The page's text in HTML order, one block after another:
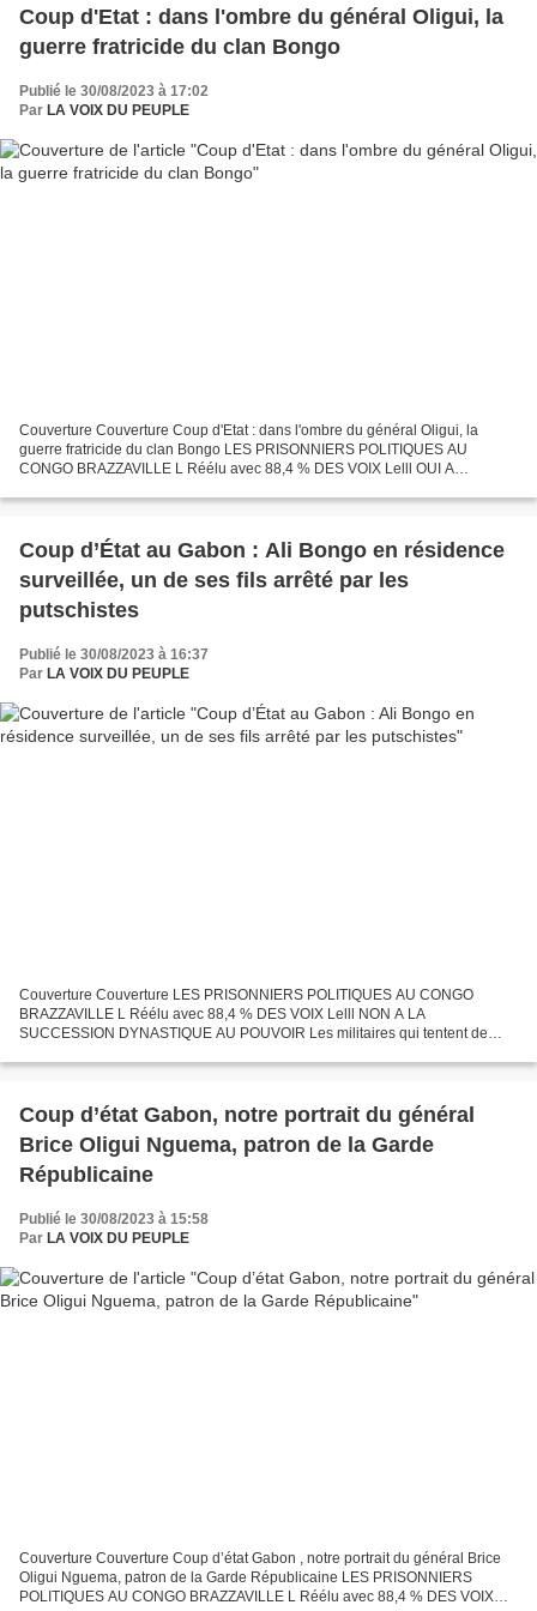
Coup d'Etat : dans l'ombre du général Oligui, la
guerre fratricide du clan Bongo
Publié le 30/08/2023 à 17:02
Par LA VOIX DU PEUPLE
Couverture Couverture Coup d'Etat : dans l'ombre du général Oligui, la
guerre fratricide du clan Bongo LES PRISONNIERS POLITIQUES AU
CONGO BRAZZAVILLE L Réélu avec 88,4 % DES VOIX Lelll OUI A
Coup d’État au Gabon : Ali Bongo en résidence
surveillée, un de ses fils arrêté par les
putschistes
Publié le 30/08/2023 à 16:37
Par LA VOIX DU PEUPLE
Couverture Couverture LES PRISONNIERS POLITIQUES AU CONGO
BRAZZAVILLE L Réélu avec 88,4 % DES VOIX Lelll NON A LA
SUCCESSION DYNASTIQUE AU POUVOIR Les militaires qui tentent de
résidence...
Coup d’état Gabon, notre portrait du général
Brice Oligui Nguema, patron de la Garde
Républicaine
Publié le 30/08/2023 à 15:58
Par LA VOIX DU PEUPLE
Couverture Couverture Coup d’état Gabon , notre portrait du général Brice
Oligui Nguema, patron de la Garde Républicaine LES PRISONNIERS
POLITIQUES AU CONGO BRAZZAVILLE L Réélu avec 88,4 % DES VOIX